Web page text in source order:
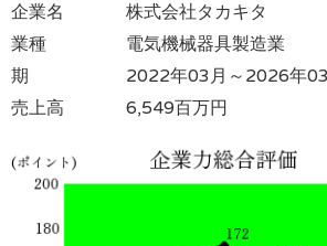
企業名
株式会社タカキタ
業種
電気機械器具製造業
期
2022年03月～2026年
売上高
6,549百万円